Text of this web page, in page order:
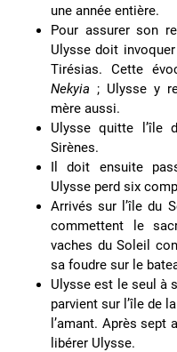
une année entière.
Pour assurer son
Ulysse doit
Tirésias. Cette
Nekyia ; Ulysse y
mère aussi.
Ulysse quitte l’île
Sirènes.
Il doit ensuite
Ulysse perd six
Arrivés sur l’île du
commettent le
vaches du Soleil
sa foudre sur le
Ulysse est le seul à
parvient sur l’île de
l’amant. Après sept
libérer Ulysse.